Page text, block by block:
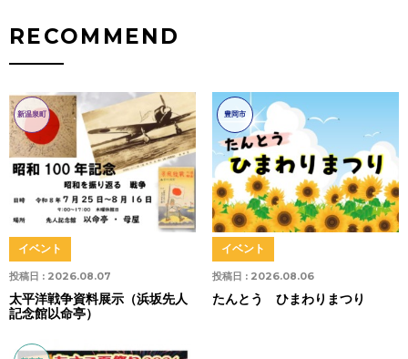
RECOMMEND
新温泉町
投稿日 : 2026.08.07
イベント
太平洋戦争資料展示（浜坂先人
記念館以命亭）
豊岡市
投稿日 : 2026.08.06
イベント
たんとう ひまわりまつり